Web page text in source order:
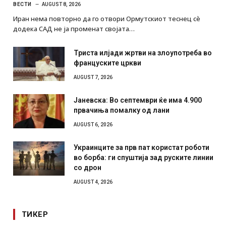
ВЕСТИ AUGUST 8, 2026
Иран нема повторно да го отвори Ормутскиот теснец сè
додека САД не ја променат својата…
Триста илјади жртви на злоупотреба во
француските цркви
AUGUST 7, 2026
Јаневска: Во септември ќе има 4.900
првачиња помалку од лани
AUGUST 6, 2026
Украинците за прв пат користат роботи
во борба: ги спуштија зад руските линии
со дрон
AUGUST 4, 2026
ТИКЕР